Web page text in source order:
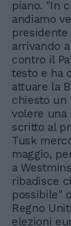
piano. "In
andiamo
arrivando
contro il
testo e ha
attuare la
chiesto un
volere una
scritto al
Tusk
maggio,
a
ribadisce
possibile"
Regno
elezioni